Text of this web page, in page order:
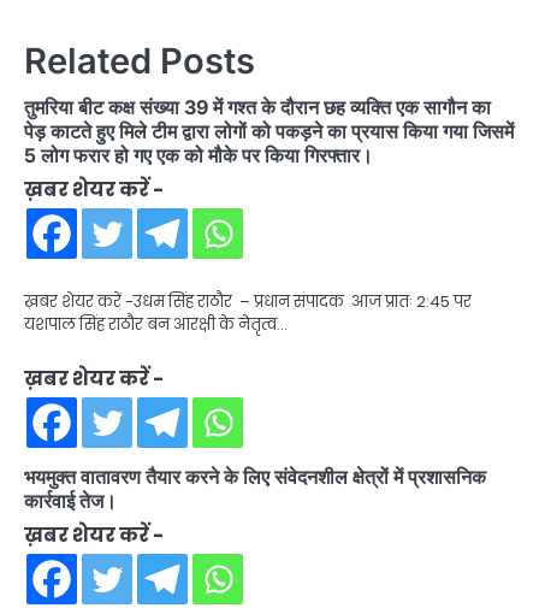
Related Posts
तुमरिया बीट कक्ष संख्या 39 में गश्त के दौरान छह व्यक्ति एक सागौन का
पेड़ काटते हुए मिले टीम द्वारा लोगों को पकड़ने का प्रयास किया गया जिसमें
5 लोग फरार हो गए एक को मौके पर किया गिरफ्तार।
ख़बर शेयर करें -
ख़बर शेयर करें -उधम सिंह राठौर – प्रधान संपादक आज प्रातः 2:45 पर
यशपाल सिंह राठौर बन आरक्षी के नेतृत्व…
ख़बर शेयर करें -
भयमुक्त वातावरण तैयार करने के लिए संवेदनशील क्षेत्रों में प्रशासनिक
कार्रवाई तेज।
ख़बर शेयर करें -